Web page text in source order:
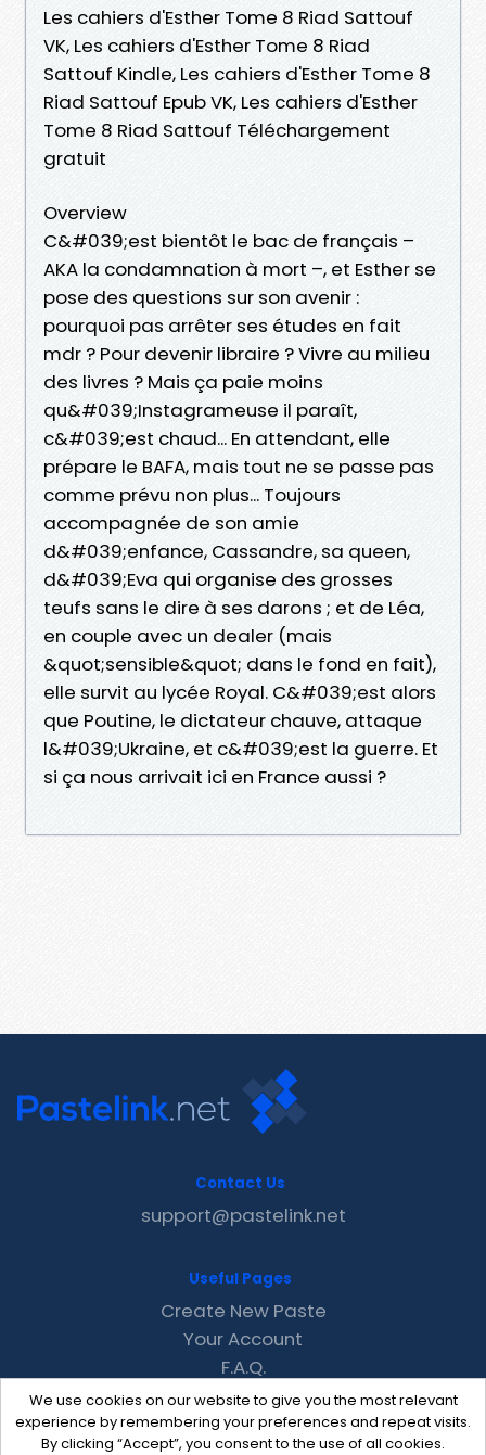
Les cahiers d'Esther Tome 8 Riad Sattouf
VK, Les cahiers d'Esther Tome 8 Riad
Sattouf Kindle, Les cahiers d'Esther Tome 8
Riad Sattouf Epub VK, Les cahiers d'Esther
Tome 8 Riad Sattouf Téléchargement
gratuit
Overview
C&#039;est bientôt le bac de français –
AKA la condamnation à mort –, et Esther se
pose des questions sur son avenir :
pourquoi pas arrêter ses études en fait
mdr ? Pour devenir libraire ? Vivre au milieu
des livres ? Mais ça paie moins
qu&#039;Instagrameuse il paraît,
c&#039;est chaud... En attendant, elle
prépare le BAFA, mais tout ne se passe pas
comme prévu non plus... Toujours
accompagnée de son amie
d&#039;enfance, Cassandre, sa queen,
d&#039;Eva qui organise des grosses
teufs sans le dire à ses darons ; et de Léa,
en couple avec un dealer (mais
&quot;sensible&quot; dans le fond en fait),
elle survit au lycée Royal. C&#039;est alors
que Poutine, le dictateur chauve, attaque
l&#039;Ukraine, et c&#039;est la guerre. Et
si ça nous arrivait ici en France aussi ?
We use cookies on our website to give you the most relevant
experience by remembering your preferences and repeat visits.
By clicking “Accept”, you consent to the use of all cookies.
Contact Us
support@pastelink.net
Useful Pages
Create New Paste
Your Account
F.A.Q.
Recent
Contact